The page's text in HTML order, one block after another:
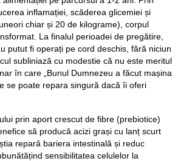
inflamației, scăderea glicemiei și
chiar și 20 de kilograme), corpul
La finalul perioadei de pregătire,
putut fi operați pe cord deschis, fără niciun
subliniază cu modestie că nu este meritul
în care „Bunul Dumnezeu a făcut mașina
se poate repara singură dacă îi oferi
prin aport crescut de fibre (prebiotice)
să producă acizi grași cu lanț scurt
repară bariera intestinală și reduc
sensibilitatea celulelor la